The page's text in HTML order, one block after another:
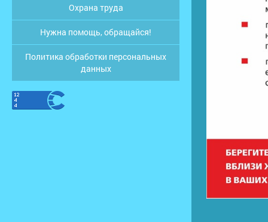
Охрана труда
Нужна помощь, обращайся!
Политика обработки персональных
данных